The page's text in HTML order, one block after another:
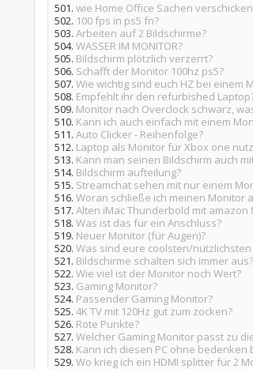
501. wie Home Office Sachen
502. 100 fps in ps5 fn?
503. Arbeiten auf 2 Bildschirme?
504. WASSER IM MONITOR?
505. Bildschirm plötzlich verzerrt?
506. Schafft der Monitor 100hz ps5?
507. Wie wichtig sind euch HZ bei einem
508. Empfehlt ihr den refurbished
509. Monitor nach Overclock schwarz,
510. Kann ich auch einfach mit einem
511. Auto Clicker - Reihenfolge?
512. Laptop als Monitor für Xbox one
513. Kann man seinen Bildschirm auch
514. Bildschirm aufteilung?
515. Streamchat sehen mit nur einem
516. Woran schließe ich meinen Monitor
517. Alten iMac Thunderbold mit amazon
518. Was ist das für ein Anschluss?
519. Neuer Monitor (für Augen)?
520. Was sind eure coolsten/nützlichsten
521. Bildschirme schalten sich immer aus?
522. Wie viel ist der Monitor noch Wert?
523. Gaming Monitor?
524. Passender Gaming Monitor?
525. 4K TV mit 120Hz gut zum zocken?
526. Rote Punkte?
527. Welcher Gaming Monitor passt zu
528. Kann ich diesen PC ohne bedenken
529. Wo krieg ich ein HDMI splitter für 2